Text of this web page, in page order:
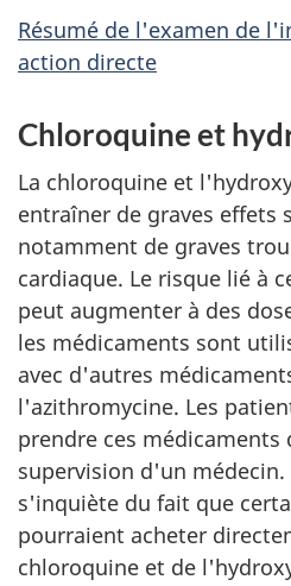
Résumé de l'examen de
action directe
Chloroquine et
La chloroquine et
entraîner de graves effets
notamment de graves
cardiaque. Le risque lié à
peut augmenter à des
les médicaments sont
avec d'autres
l'azithromycine. Les
prendre ces médicaments
supervision d'un médecin.
s'inquiète du fait que
pourraient acheter
chloroquine et de